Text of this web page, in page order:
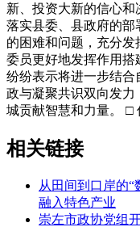
新、投资大新的信心
落实县委、县政府的
的困难和问题，充分
委员更好地发挥作用
纷纷表示将进一步结
政与凝聚共识双向发力
城贡献智慧和力量。 □
相关链接
从田间到口岸的
融入特色产业
崇左市政协党组